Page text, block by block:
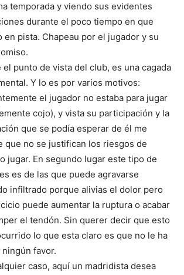
temporada y viendo sus evidentes
durante el poco tiempo en que
en pista. Chapeau por el jugador y su
el punto de vista del club, es una cagada
Y lo es por varios motivos:
el jugador no estaba para jugar
cojo), y vista su participación y la
que se podía esperar de él me
que no se justifican los riesgos de
jugar. En segundo lugar este tipo de
es de las que puede agravarse
infiltrado porque alivias el dolor pero
puede aumentar la ruptura o acabar
el tendón. Sin querer decir que esto
lo que esta claro es que no le ha
ningún favor.
caso, aquí un madridista desea